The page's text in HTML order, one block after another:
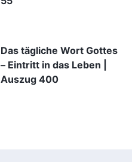
Das tägliche Wort Gottes
– Eintritt in das Leben |
Auszug 400